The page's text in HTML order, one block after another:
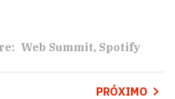
Web Summit Spotify
PRÓXIMO